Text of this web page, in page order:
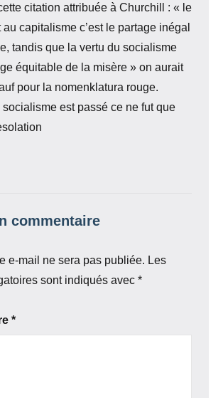
citation attribuée à Churchill : « le
capitalisme c’est le partage inégal
tandis que la vertu du socialisme
équitable de la misère » on aurait
pour la nomenklatura rouge.
socialisme est passé ce ne fut que
commentaire
e-mail ne sera pas publiée. Les
sont indiqués avec *
*